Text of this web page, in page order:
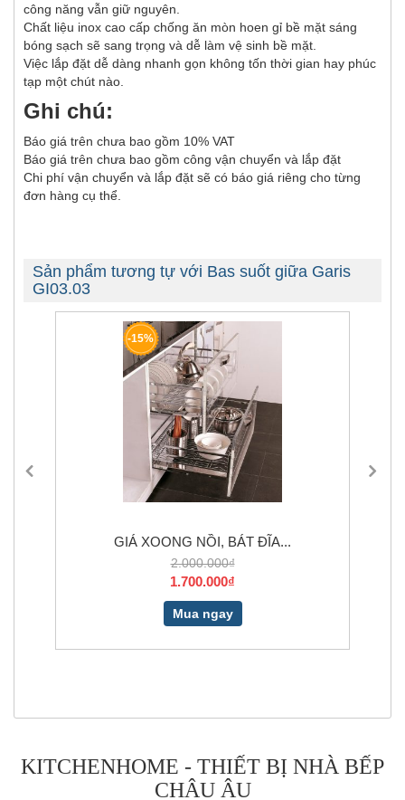
công năng vẫn giữ nguyên.
Chất liệu inox cao cấp chống ăn mòn hoen gỉ bề mặt sáng
bóng sạch sẽ sang trọng và dễ làm vệ sinh bề mặt.
Việc lắp đặt dễ dàng nhanh gọn không tốn thời gian hay phúc
tạp một chút nào.
Ghi chú:
Báo giá trên chưa bao gồm 10% VAT
Báo giá trên chưa bao gồm công vận chuyển và lắp đặt
Chi phí vận chuyển và lắp đặt sẽ có báo giá riêng cho từng
đơn hàng cụ thể.
Sản phẩm tương tự với Bas suốt giữa Garis
GI03.03
-15%
GIÁ XOONG NỒI, BÁT ĐĨA...
2.000.000₫
1.700.000₫
Mua ngay
KITCHENHOME - THIẾT BỊ NHÀ BẾP
CHÂU ÂU